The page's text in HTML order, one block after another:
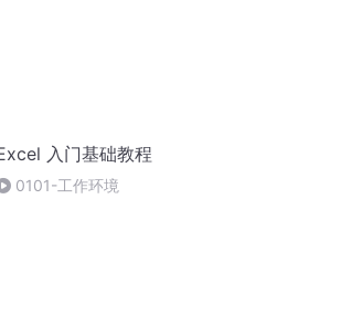
入门基础教程
0101-工作环境